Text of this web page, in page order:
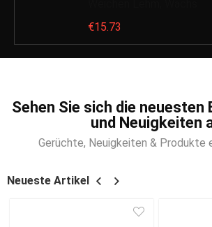
€15.73
Sehen Sie sich die neuesten
und Neuigkeiten
Gerüchte, Neuigkeiten &
Neueste Artikel